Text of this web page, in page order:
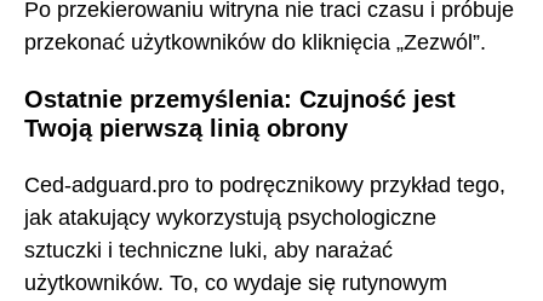
Po przekierowaniu witryna nie traci czasu i próbuje
przekonać użytkowników do kliknięcia „Zezwól”.
Ostatnie przemyślenia: Czujność jest
Twoją pierwszą linią obrony
Ced-adguard.pro to podręcznikowy przykład tego,
jak atakujący wykorzystują psychologiczne
sztuczki i techniczne luki, aby narażać
użytkowników. To, co wydaje się rutynowym